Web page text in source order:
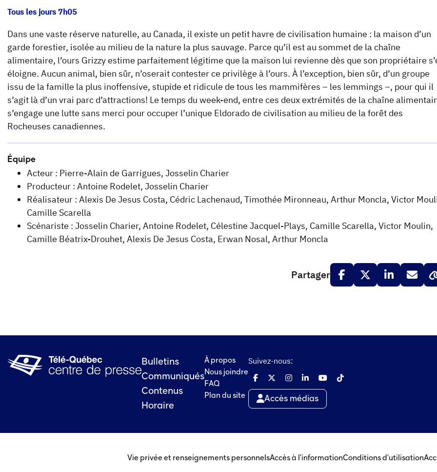
Tous les jours 7h05
Dans une vaste réserve naturelle, au Canada, il existe un petit havre de civilisation humaine : la maison d’un
garde forestier, isolée au milieu de la nature la plus sauvage. Parce qu’il est au sommet de la chaîne
alimentaire, l’ours Grizzy estime parfaitement légitime que la maison lui revienne dès que son propriétaire
éloigne. Aucun animal, bien sûr, n’oserait contester ce privilège à l’ours. À l’exception, bien sûr, d’un groupe
issu de la famille la plus inoffensive, stupide et ridicule de tous les mammifères – les lemmings –, pour qui il
s’agit là d’un vrai parc d’attractions! Le temps du week-end, entre ces deux extrémités de la chaîne
s’engage une lutte sans merci pour occuper l’unique Eldorado de civilisation au milieu de la forêt des
Rocheuses canadiennes.
Équipe
Acteur : Pierre-Alain de Garrigues, Josselin Charier
Producteur : Antoine Rodelet, Josselin Charier
Réalisateur : Alexis De Jesus Costa, Cédric Lachenaud, Timothée Mironneau, Arthur Moncla, Victor
Camille Scarella
Scénariste : Josselin Charier, Antoine Rodelet, Célestine Jacquel-Plays, Camille Scarella, Victor Moulin,
Camille Béatrix-Drouhet, Alexis De Jesus Costa, Erwan Nosal, Arthur Moncla
Partager
Bulletins
Communiqués
Contenus
Horaire
À propos
Nous joindre
FAQ
Plan du site
Suivez-nous:
Accès médias
Vie privée et renseignements personnelsAccès à l'informationConditions d'utilisation